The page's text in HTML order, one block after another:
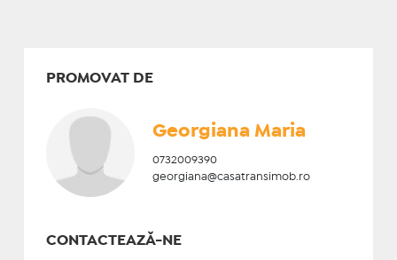
PROMOVAT DE
Georgiana Maria
0732009390
georgiana@casatransimob.ro
CONTACTEAZĂ-NE